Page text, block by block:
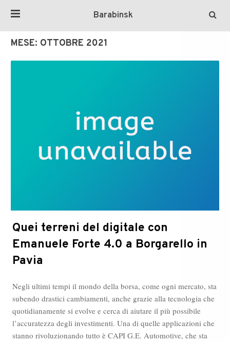
Barabinsk
MESE: OTTOBRE 2021
Quei terreni del digitale con
Emanuele Forte 4.0 a Borgarello in
Pavia
Negli ultimi tempi il mondo della borsa, come ogni mercato, sta
subendo drastici cambiamenti, anche grazie alla tecnologia che
quotidianamente si evolve e cerca di aiutare il più possibile
l’accuratezza degli investimenti. Una di quelle applicazioni che
stanno rivoluzionando tutto è CAPI G.E. Automotive, che sta